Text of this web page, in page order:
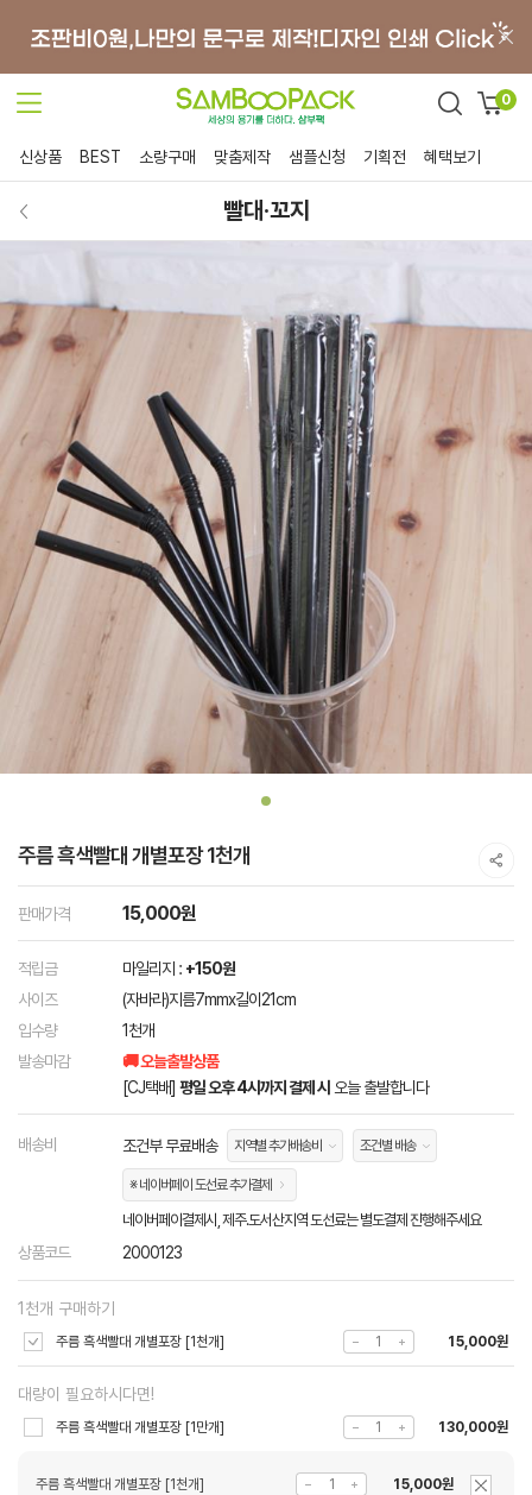
0
신상품 BEST 소량구매 맞춤제작 샘플신청 기획전 혜택보기
빨대·꼬지
주름 흑색빨대 개별포장 1천개
판매가격 15,000원
적립금 마일리지 : +150원
사이즈
(자바라)지름7mmx길이21cm
입수량
1천개
발송마감
🚚 오늘출발상품
[CJ택배] 평일 오후 4시까지 결제 시 오늘 출발합니다
배송비 조건부 무료배송 지역별 추가배송비 조건별 배송
※ 네이버페이 도선료 추가결제
네이버페이결제시, 제주.도서산지역 도선료는 별도결제 진행해주세요
상품코드 2000123
1천개 구매하기
주름 흑색빨대 개별포장 [1천개] 15,000원
대량이 필요하시다면!
주름 흑색빨대 개별포장 [1만개] 130,000원
주름 흑색빨대 개별포장 [1천개] 15,000원